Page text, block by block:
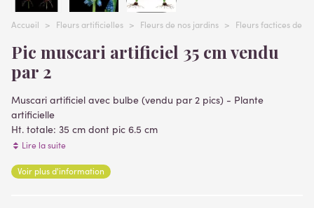
Accueil > Fleurs artificielles > Fleurs de nos jardins > Fleurs factices de
Pic muscari artificiel 35 cm vendu
par 2
Muscari artificiel avec bulbe (vendu par 2 pics) - Plante
artificielle
Ht. totale: 35 cm dont pic 6.5 cm
2 fleurs x 2 plants 4.5 cm et 7 cm de hauteur
Matière des fleurs, bulbe:
Lire la suite
Voir plus d'information